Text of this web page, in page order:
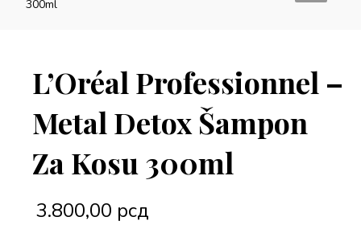
L’Oréal Professionnel –
Metal Detox Šampon
Za Kosu 300ml
3.800,00 рсд